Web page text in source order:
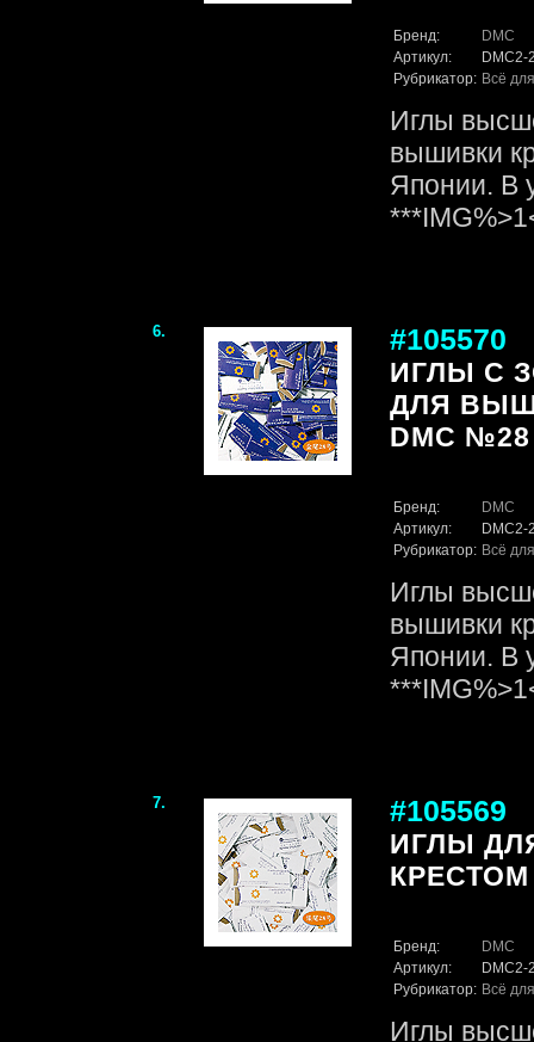
Бренд:
DMC
Артикул:
DMC2-
Рубрикатор: Всё
Иглы
вышивки
Японии. В
6. #105570
ИГЛЫ С
ДЛЯ
DMC
Бренд:
DMC
Артикул:
DMC2-
Рубрикатор: Всё
Иглы
вышивки
Японии. В
7. #105569
ИГЛЫ
КРЕСТОМ
Бренд:
DMC
Артикул:
DMC2-
Рубрикатор: Всё
Иглы